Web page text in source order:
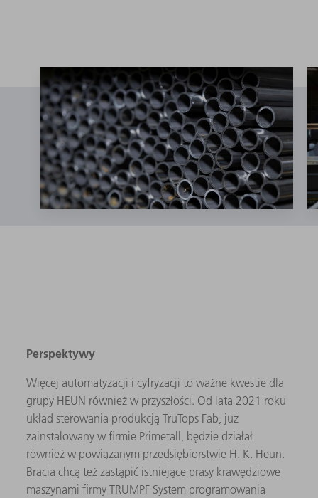
Perspektywy
Więcej automatyzacji i cyfryzacji to ważne kwestie dla
grupy HEUN również w przyszłości. Od lata 2021 roku
układ sterowania produkcją TruTops Fab, już
zainstalowany w firmie Primetall, będzie działał
również w powiązanym przedsiębiorstwie H. K. Heun.
Bracia chcą też zastąpić istniejące prasy krawędziowe
maszynami firmy TRUMPF System programowania